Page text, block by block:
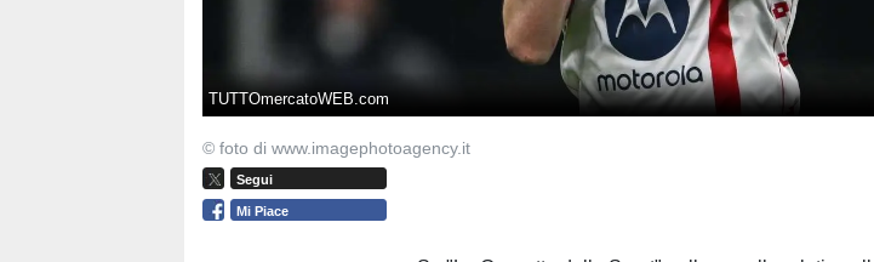
TUTTOmercatoWEB.com
© foto di www.imagephotoagency.it
Segui
Mi Piace